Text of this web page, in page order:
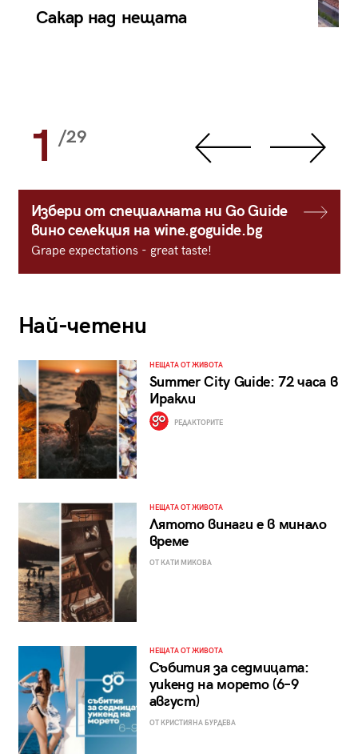
Сакар над нещата
1 /29
Избери от специалната ни Go Guide
вино селекция на wine.goguide.bg
Grape expectations - great taste!
Най-четени
НЕЩАТА ОТ ЖИВОТА
Summer City Guide: 72 часа в
Иракли
РЕДАКТОРИТЕ
НЕЩАТА ОТ ЖИВОТА
Лятото винаги е в минало
време
ОТ КАТИ МИКОВА
НЕЩАТА ОТ ЖИВОТА
Събития за седмицата:
уикенд на морето (6–9
август)
ОТ КРИСТИЯНА БУРДЕВА